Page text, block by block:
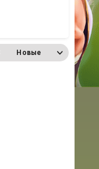
Новые